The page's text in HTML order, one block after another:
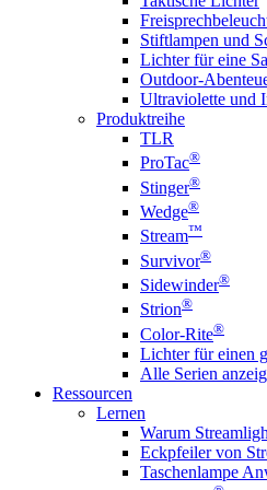
Stiftlampen und
Lichter für eine
Outdoor-
Ultraviolette und
Produktreihe
TLR
ProTac®
Stinger®
Wedge®
Stream™
Survivor®
Sidewinder®
Strion®
Color-Rite®
Lichter für einen
Alle Serien
Ressourcen
Lernen
Warum
Eckpfeiler von
Taschenlampe